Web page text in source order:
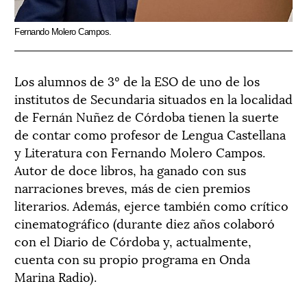
Fernando Molero Campos.
Los alumnos de 3º de la ESO de uno de los
institutos de Secundaria situados en la localidad
de Fernán Nuñez de Córdoba tienen la suerte
de contar como profesor de Lengua Castellana
y Literatura con Fernando Molero Campos.
Autor de doce libros, ha ganado con sus
narraciones breves, más de cien premios
literarios. Además, ejerce también como crítico
cinematográfico (durante diez años colaboró
con el Diario de Córdoba y, actualmente,
cuenta con su propio programa en Onda
Marina Radio).